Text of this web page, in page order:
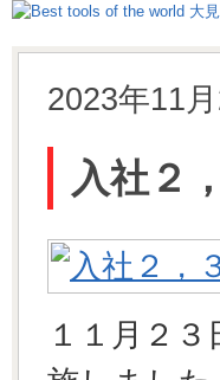
2023年11
入社２
１１月２